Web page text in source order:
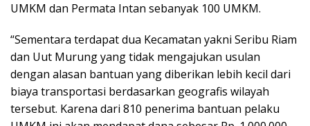
UMKM dan Permata Intan sebanyak 100 UMKM.
“Sementara terdapat dua Kecamatan yakni Seribu Riam
dan Uut Murung yang tidak mengajukan usulan
dengan alasan bantuan yang diberikan lebih kecil dari
biaya transportasi berdasarkan geografis wilayah
tersebut. Karena dari 810 penerima bantuan pelaku